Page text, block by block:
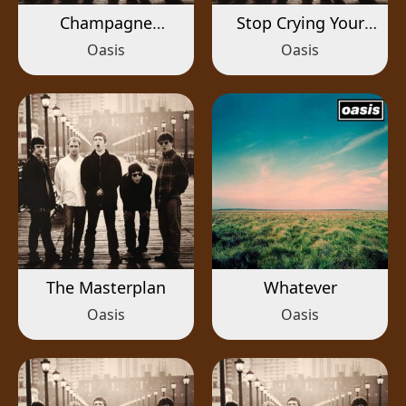
Champagne
Supernova
Oasis
Stop Crying Your
Heart Out
Oasis
The Masterplan
Oasis
Whatever
Oasis